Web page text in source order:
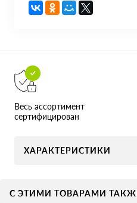
Весь ассортимент
сертифицирован
ХАРАКТЕРИСТИКИ
С ЭТИМИ ТОВАРАМИ